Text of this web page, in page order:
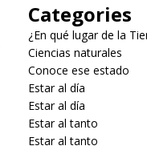
Categories
¿En qué lugar de la
Ciencias naturales
Conoce ese estado
Estar al día
Estar al día
Estar al tanto
Estar al tanto